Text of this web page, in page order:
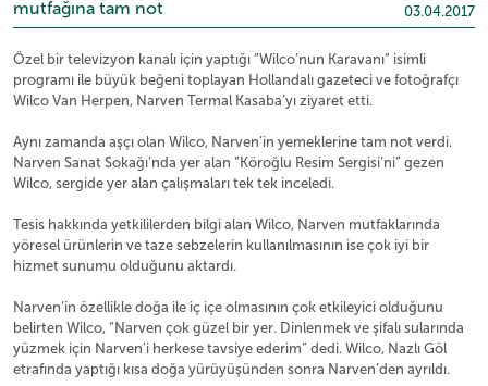
mutfağına tam not
03.04.2017
Özel bir televizyon kanalı için yaptığı “Wilco’nun Karavanı” isimli
programı ile büyük beğeni toplayan Hollandalı gazeteci ve fotoğrafçı
Wilco Van Herpen, Narven Termal Kasaba’yı ziyaret etti.
Aynı zamanda aşçı olan Wilco, Narven’in yemeklerine tam not verdi.
Narven Sanat Sokağı’nda yer alan “Köroğlu Resim Sergisi’ni” gezen
Wilco, sergide yer alan çalışmaları tek tek inceledi.
Tesis hakkında yetkililerden bilgi alan Wilco, Narven mutfaklarında
yöresel ürünlerin ve taze sebzelerin kullanılmasının ise çok iyi bir
hizmet sunumu olduğunu aktardı.
Narven’in özellikle doğa ile iç içe olmasının çok etkileyici olduğunu
belirten Wilco, “Narven çok güzel bir yer. Dinlenmek ve şifalı sularında
yüzmek için Narven’i herkese tavsiye ederim” dedi. Wilco, Nazlı Göl
etrafında yaptığı kısa doğa yürüyüşünden sonra Narven’den ayrıldı.